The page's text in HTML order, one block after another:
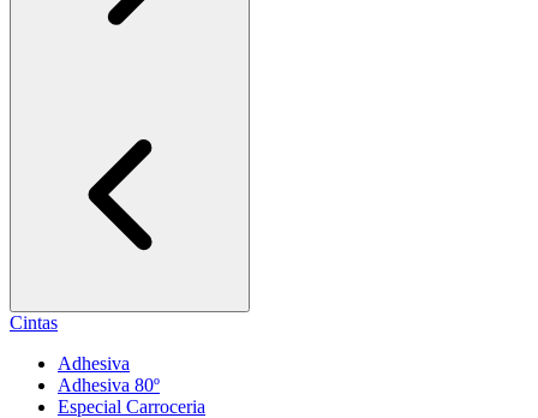
Cintas
Adhesiva
Adhesiva 80º
Especial Carroceria